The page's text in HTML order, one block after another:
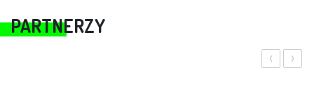
PARTNERZY
‹ ›